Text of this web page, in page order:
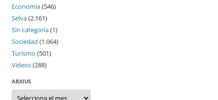
Economia(546)
Selva(2.161)
Sin categoría(1)
Sociedad (1.064)
Turismo (501)
Vídeos(288)
ARXIUS
Arxius